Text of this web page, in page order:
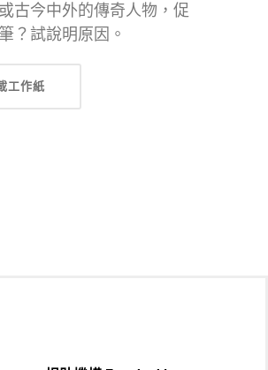
古今中外的傳奇人物，促
？試說明原因。
工作紙